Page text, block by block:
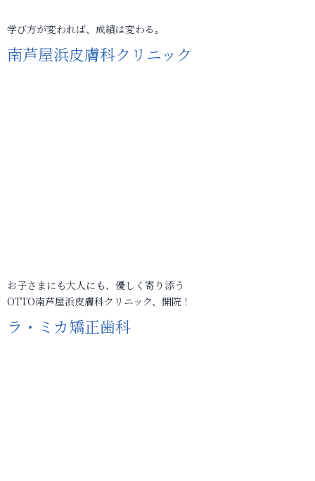
学び方が変われば、成績は変わる。
南芦屋浜皮膚科クリニック
お子さまにも大人にも、優しく寄り添う
OTTO南芦屋浜皮膚科クリニック、開院！
ラ・ミカ矯正歯科